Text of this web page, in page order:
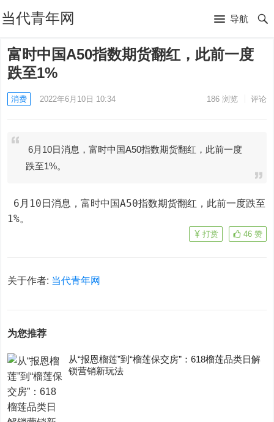
当代青年网 导航
富时中国A50指数期货翻红，此前一度
跌至1%
消费 2022年6月10日 10:34 186浏览 评论
6月10日消息，富时中国A50指数期货翻红，此前一度
跌至1%。
6月10日消息，富时中国A50指数期货翻红，此前一度跌至
1%。
46 赞
打赏
关于作者: 当代青年网
为您推荐
从“报恩榴莲”到“榴莲保交房”：618榴莲品类日解
锁营销新玩法